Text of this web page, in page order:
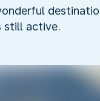
still active.